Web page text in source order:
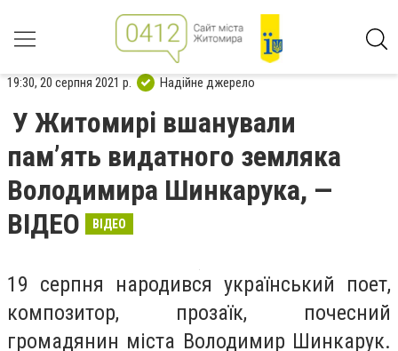
19:30, 20 серпня 2021 р. Надійне джерело
У Житомирі вшанували
пам’ять видатного земляка
Володимира Шинкарука, —
ВІДЕО
ВІДЕО
19 серпня народився український поет,
композитор, прозаїк, почесний
громадянин міста Володимир Шинкарук.